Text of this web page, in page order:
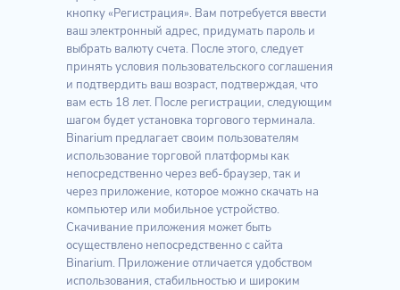
кнопку «Регистрация». Вам потребуется ввести
ваш электронный адрес, придумать пароль и
выбрать валюту счета. После этого, следует
принять условия пользовательского соглашения
и подтвердить ваш возраст, подтверждая, что
вам есть 18 лет. После регистрации, следующим
шагом будет установка торгового терминала.
Binarium предлагает своим пользователям
использование торговой платформы как
непосредственно через веб-браузер, так и
через приложение, которое можно скачать на
компьютер или мобильное устройство.
Скачивание приложения может быть
осуществлено непосредственно с сайта
Binarium. Приложение отличается удобством
использования, стабильностью и широким